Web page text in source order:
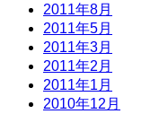
2011年8月
2011年5月
2011年3月
2011年2月
2011年1月
2010年12月